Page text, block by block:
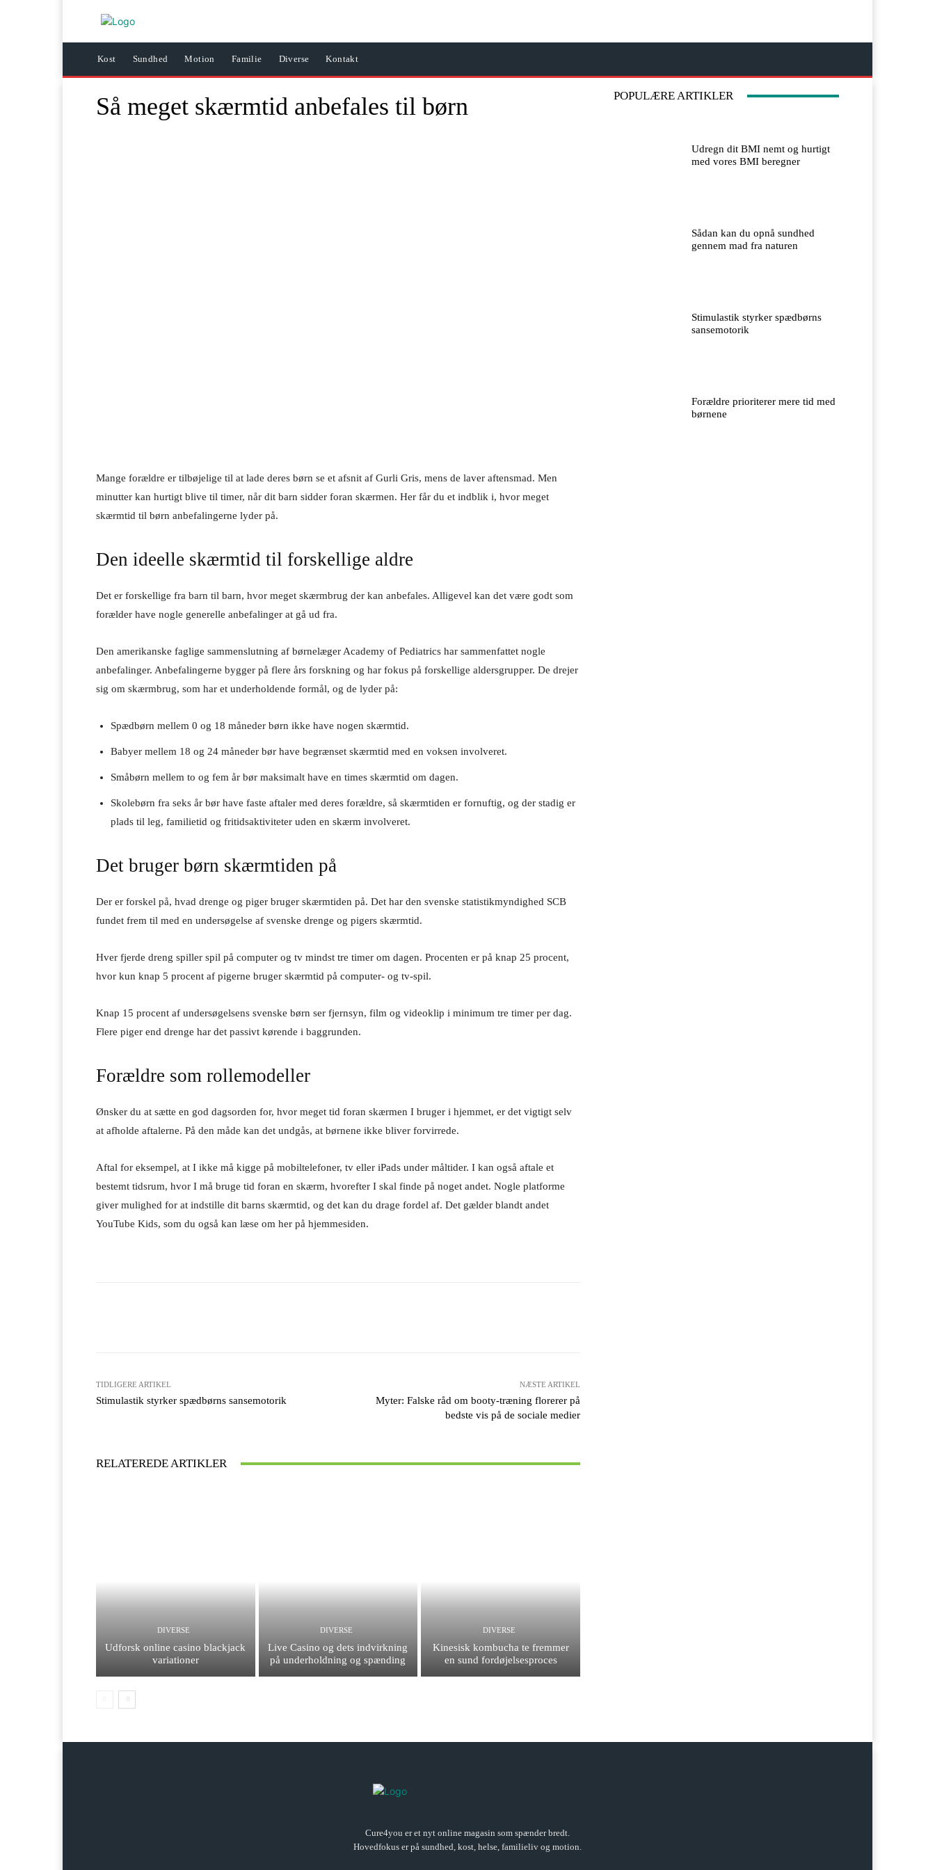
Kost Sundhed Motion Familie Diverse Kontakt
Så meget skærmtid anbefales til børn
Mange forældre er tilbøjelige til at lade deres børn se et afsnit af Gurli Gris, mens de laver aftensmad. Men
minutter kan hurtigt blive til timer, når dit barn sidder foran skærmen. Her får du et indblik i, hvor meget
skærmtid til børn anbefalingerne lyder på.
Den ideelle skærmtid til forskellige aldre
Det er forskellige fra barn til barn, hvor meget skærmbrug der kan anbefales. Alligevel kan det være godt som
forælder have nogle generelle anbefalinger at gå ud fra.
Den amerikanske faglige sammenslutning af børnelæger Academy of Pediatrics har sammenfattet nogle
anbefalinger. Anbefalingerne bygger på flere års forskning og har fokus på forskellige aldersgrupper. De drejer
sig om skærmbrug, som har et underholdende formål, og de lyder på:
Spædbørn mellem 0 og 18 måneder børn ikke have nogen skærmtid.
Babyer mellem 18 og 24 måneder bør have begrænset skærmtid med en voksen involveret.
Småbørn mellem to og fem år bør maksimalt have en times skærmtid om dagen.
Skolebørn fra seks år bør have faste aftaler med deres forældre, så skærmtiden er fornuftig, og der stadig er
plads til leg, familietid og fritidsaktiviteter uden en skærm involveret.
Det bruger børn skærmtiden på
Der er forskel på, hvad drenge og piger bruger skærmtiden på. Det har den svenske statistikmyndighed SCB
fundet frem til med en undersøgelse af svenske drenge og pigers skærmtid.
Hver fjerde dreng spiller spil på computer og tv mindst tre timer om dagen. Procenten er på knap 25 procent,
hvor kun knap 5 procent af pigerne bruger skærmtid på computer- og tv-spil.
Knap 15 procent af undersøgelsens svenske børn ser fjernsyn, film og videoklip i minimum tre timer per dag.
Flere piger end drenge har det passivt kørende i baggrunden.
Forældre som rollemodeller
Ønsker du at sætte en god dagsorden for, hvor meget tid foran skærmen I bruger i hjemmet, er det vigtigt selv
at afholde aftalerne. På den måde kan det undgås, at børnene ikke bliver forvirrede.
Aftal for eksempel, at I ikke må kigge på mobiltelefoner, tv eller iPads under måltider. I kan også aftale et
bestemt tidsrum, hvor I må bruge tid foran en skærm, hvorefter I skal finde på noget andet. Nogle platforme
giver mulighed for at indstille dit barns skærmtid, og det kan du drage fordel af. Det gælder blandt andet
YouTube Kids, som du også kan læse om her på hjemmesiden.
TIDLIGERE ARTIKEL
Stimulastik styrker spædbørns sansemotorik
NÆSTE ARTIKEL
Myter: Falske råd om booty-træning florerer på
bedste vis på de sociale medier
RELATEREDE ARTIKLER
DIVERSE
Udforsk online casino blackjack
variationer
DIVERSE
Live Casino og dets indvirkning
på underholdning og spænding
DIVERSE
Kinesisk kombucha te fremmer
en sund fordøjelsesproces
POPULÆRE ARTIKLER
Udregn dit BMI nemt og hurtigt
med vores BMI beregner
Sådan kan du opnå sundhed
gennem mad fra naturen
Stimulastik styrker spædbørns
sansemotorik
Forældre prioriterer mere tid med
børnene
Cure4you er et nyt online magasin som spænder bredt.
Hovedfokus er på sundhed, kost, helse, familieliv og motion.